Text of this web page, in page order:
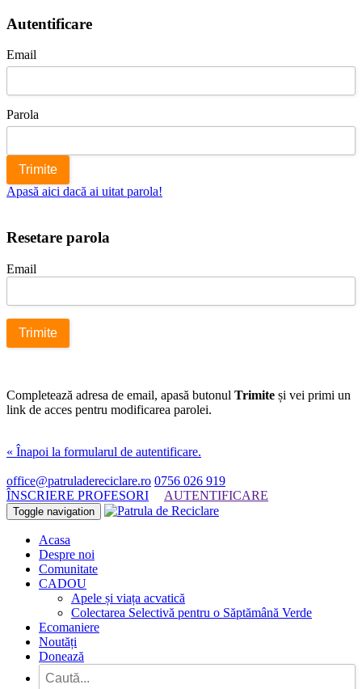
Autentificare
Email
Parola
Apasă aici dacă ai uitat parola!
Resetare parola
Email
Completează adresa de email, apasă butonul Trimite și vei primi un
link de acces pentru modificarea parolei.
« Înapoi la formularul de autentificare.
office@patruladereciclare.ro 0756 026 919
ÎNSCRIERE PROFESORI
AUTENTIFICARE
Toggle navigation
Acasa
Despre noi
Comunitate
CADOU
Apele și viața acvatică
Colectarea Selectivă pentru o Săptămână Verde
Ecomaniere
Noutăți
Donează